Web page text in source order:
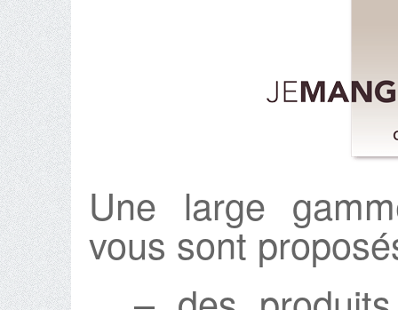
Une large
vous sont